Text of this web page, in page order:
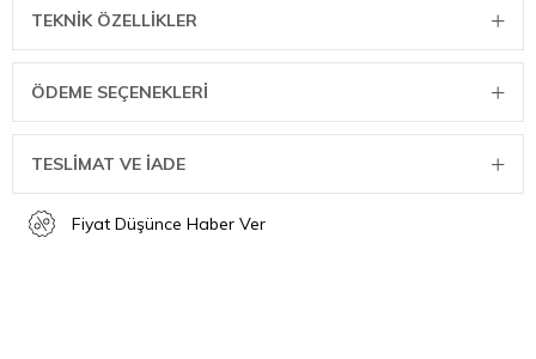
Tutamak Uzunluğu: 19,00 cm
TEKNIK ÖZELLIKLER
ÖDEME SEÇENEKLERI
TESLİMAT VE İADE
Fiyat Düşünce Haber Ver